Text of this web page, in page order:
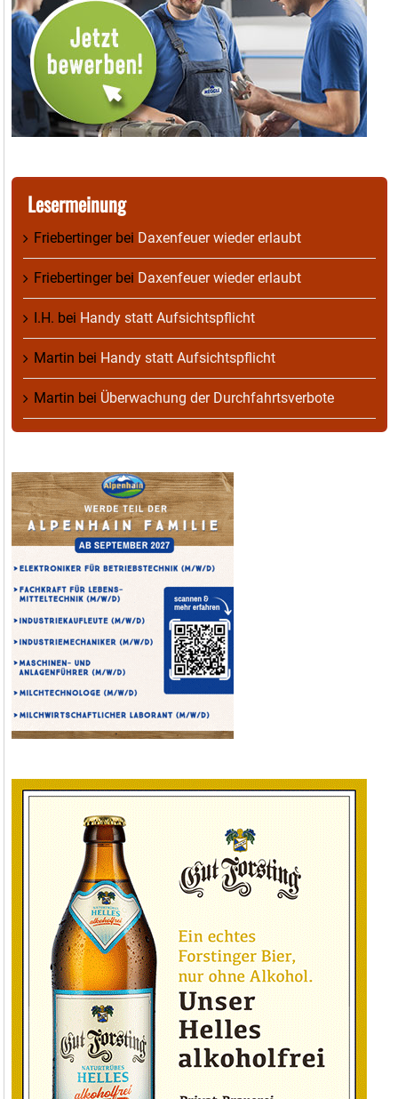
Lesermeinung
Friebertingerbei Daxenfeuer wieder erlaubt
Friebertingerbei Daxenfeuer wieder erlaubt
I.H. bei Handy statt Aufsichtspflicht
Martin bei Handy statt Aufsichtspflicht
Martin bei Überwachung der Durchfahrtsverbote